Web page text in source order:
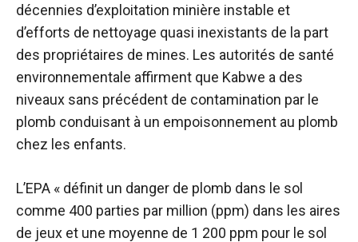
décennies d’exploitation minière instable et
d’efforts de nettoyage quasi inexistants de la part
des propriétaires de mines. Les autorités de santé
environnementale affirment que Kabwe a des
niveaux sans précédent de contamination par le
plomb conduisant à un empoisonnement au plomb
chez les enfants.
L’EPA « définit un danger de plomb dans le sol
comme 400 parties par million (ppm) dans les aires
de jeux et une moyenne de 1 200 ppm pour le sol